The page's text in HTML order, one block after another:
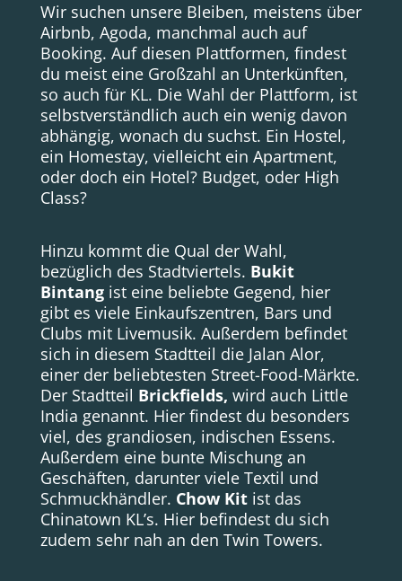
Wir suchen unsere Bleiben, meistens über
Airbnb, Agoda, manchmal auch auf
Booking. Auf diesen Plattformen, findest
du meist eine Großzahl an Unterkünften,
so auch für KL. Die Wahl der Plattform, ist
selbstverständlich auch ein wenig davon
abhängig, wonach du suchst. Ein Hostel,
ein Homestay, vielleicht ein Apartment,
oder doch ein Hotel? Budget, oder High
Class?
Hinzu kommt die Qual der Wahl,
bezüglich des Stadtviertels. Bukit
Bintangist eine beliebte Gegend, hier
gibt es viele Einkaufszentren, Bars und
Clubs mit Livemusik. Außerdem befindet
sich in diesem Stadtteil die Jalan Alor,
einer der beliebtesten Street-Food-Märkte.
Der Stadtteil Brickfields, wird auch Little
India genannt. Hier findest du besonders
viel, des grandiosen, indischen Essens.
Außerdem eine bunte Mischung an
Geschäften, darunter viele Textil und
Schmuckhändler. Chow Kitist das
Chinatown KL’s. Hier befindest du sich
zudem sehr nah an den Twin Towers.